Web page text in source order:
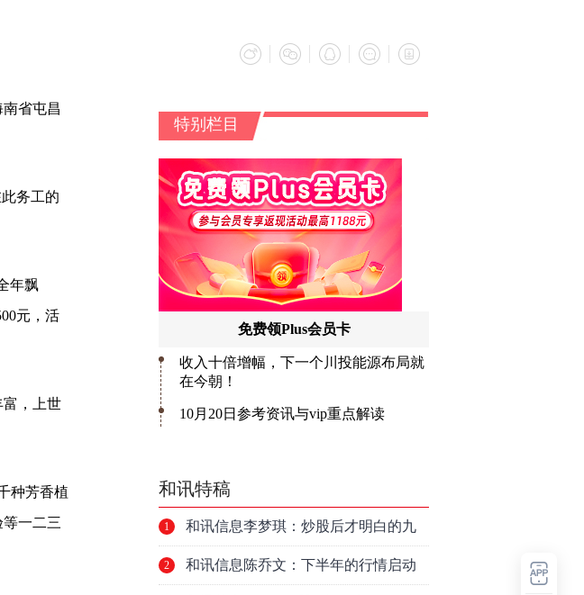
省屯昌
务工的
年飘
元，活
富，上世
种芳香植
一二三
和讯特稿
1 和讯信息李梦琪：炒股后才明白的九
个人生道理
2 和讯信息陈乔文：下半年的行情启动